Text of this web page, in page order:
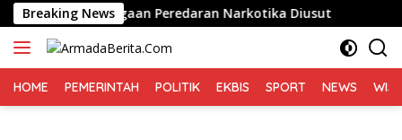
Langsung
ke
konten
Breaking News
Dugaan Peredaran Narkotika Diusut Sofyan
HOME PEMERINTAH POLITIK EKBIS SPORT NEWS